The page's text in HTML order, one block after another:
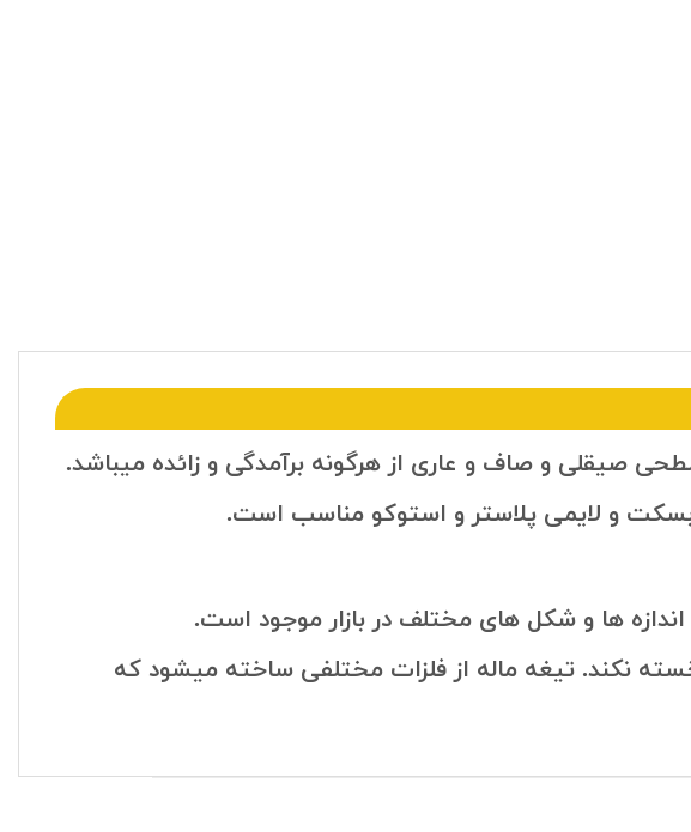
بسکت و لایمی پلاستر و استوکو مناسب است.
اندازه ها و شکل های مختلف در بازار موجود است.
نکند. تیغه ماله از فلزات مختلفی ساخته میشود که